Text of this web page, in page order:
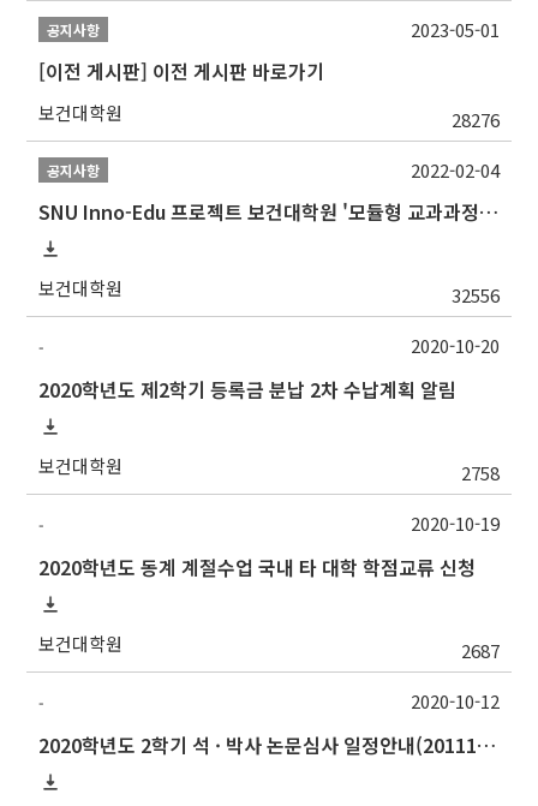
공지사항
[이전 게시판] 이전 게시판 바로가기
보건대학원 28276
2023-05-01
공지사항
SNU Inno-Edu 프로젝트 보건대학원 '모듈형 교과과정' 안내(revised 2022/2/28)
보건대학원 32556
2022-02-04
-
2020학년도 제2학기 등록금 분납 2차 수납계획 알림
보건대학원 2758
2020-10-20
-
2020학년도 동계 계절수업 국내 타 대학 학점교류 신청
보건대학원 2687
2020-10-19
-
2020학년도 2학기 석 · 박사 논문심사 일정안내(201117수정)
2020-10-12